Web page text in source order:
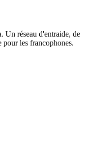
Un réseau d'entraide, de
pour les francophones.